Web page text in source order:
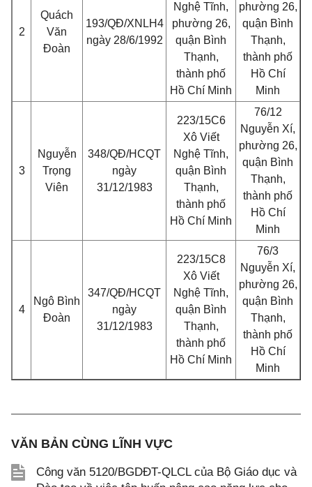
2
Quách
Văn
Đoàn
193/QĐ/XNLH4
ngày 28/6/1992
Nghệ Tĩnh,
phường 26,
quận Bình
Thạnh,
thành phố
Hồ Chí Minh
phường 26,
quận Bình
Thạnh,
thành phố
Hồ Chí
Minh
3
Nguyễn
Trọng
Viên
348/QĐ/HCQT
ngày
31/12/1983
223/15C6
Xô Viết
Nghệ Tĩnh,
quận Bình
Thạnh,
thành phố
Hồ Chí Minh
76/12
Nguyễn Xí,
phường 26,
quận Bình
Thạnh,
thành phố
Hồ Chí
Minh
4
Ngô Bình
Đoàn
347/QĐ/HCQT
ngày
31/12/1983
223/15C8
Xô Viết
Nghệ Tĩnh,
quận Bình
Thạnh,
thành phố
Hồ Chí Minh
76/3
Nguyễn Xí,
phường 26,
quận Bình
Thạnh,
thành phố
Hồ Chí
Minh
VĂN BẢN CÙNG LĨNH VỰC
Công văn 5120/BGDĐT-QLCL của Bộ Giáo dục và